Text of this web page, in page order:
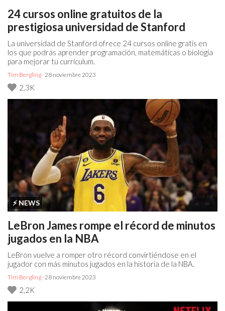
24 cursos online gratuitos de la
prestigiosa universidad de Stanford
La universidad de Stanford ofrece 24 cursos online gratis en
los que podrás aprender programación, matemáticas o biología
para mejorar tu currículum.
Tim Bergling · 28 noviembre 2023
2,3K
⚡️ NEWS
LeBron James rompe el récord de minutos
jugados en la NBA
LeBron vuelve a romper otro récord convirtiéndose en el
jugador con más minutos jugados en la historia de la NBA.
Tim Bergling · 28 noviembre 2023
2,2K